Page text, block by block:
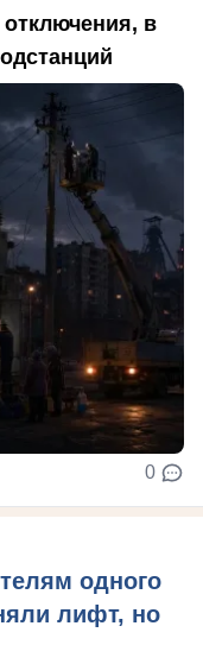
в
0
одного
лифт, но